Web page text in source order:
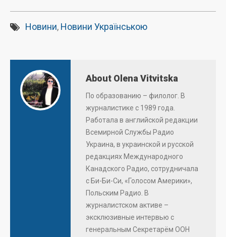
Новини, Новини Українською
About Olena Vitvitska
По образованию – филолог. В
журналистике с 1989 года.
Работала в английской редакции
Всемирной Службы Радио
Украина, в украинской и русской
редакциях Международного
Канадского Радио, сотрудничала
с Би-Би-Си, «Голосом Америки»,
Польским Радио. В
журналистском активе –
эксклюзивные интервью с
генеральным Секретарём ООН